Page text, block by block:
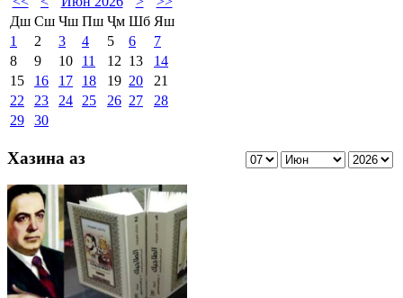
Дш Сш Чш Пш Ҷм Шб Яш
1
2 3 4 5 6
7
8
9 10 11 12 13
14
15
16 17 18 19 20
21
22
23 24 25 26 27
28
29
30
Хазина аз